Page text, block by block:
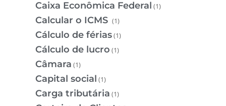
Caixa Econômica Federal (1)
Calcular o ICMS (1)
Cálculo de férias(1)
Cálculo de lucro (1)
Câmara (1)
Capital social (1)
Carga tributária (1)